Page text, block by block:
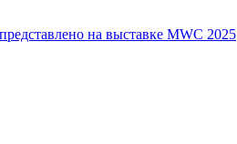
на выставке MWC 2025